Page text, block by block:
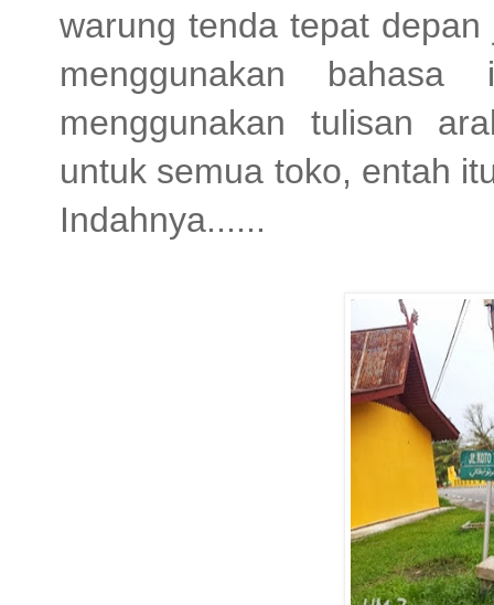
warung tenda tepat
menggunakan
menggunakan tulisan
untuk semua toko, entah
Indahnya......